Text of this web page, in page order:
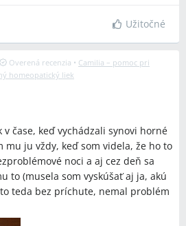
Užitočné
Overená recenzia • Camilia – pomoc pri
homeopatický liek
čase, keď vychádzali synovi horné
mu ju vždy, keď som videla, že ho to
noci a aj cez deň sa
to (musela som vyskúšať aj ja, akú
teda bez príchute, nemal problém